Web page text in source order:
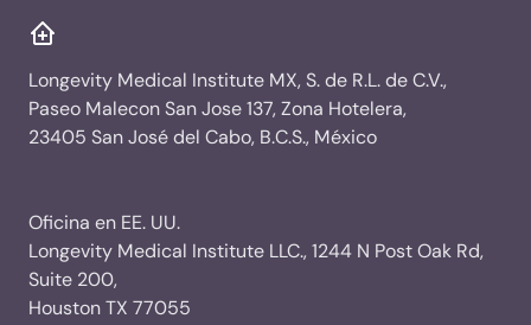
Longevity Medical Institute MX, S. de R.L. de C.V.,
Paseo Malecon San Jose 137, Zona Hotelera,
23405 San José del Cabo, B.C.S., México
Oficina en EE. UU.
Longevity Medical Institute LLC., 1244 N Post Oak Rd,
Suite 200,
Houston TX 77055